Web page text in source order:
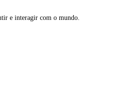
e interagir com o mundo.